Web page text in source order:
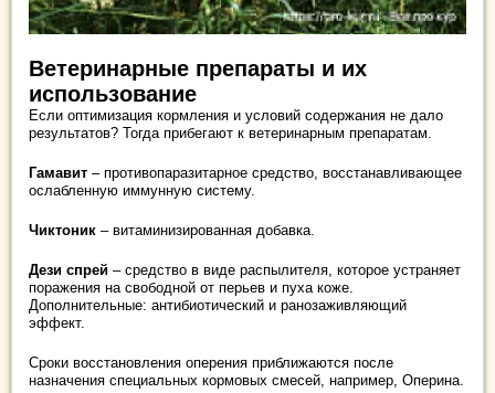
Ветеринарные препараты и их
использование
Если оптимизация кормления и условий содержания не дало
результатов? Тогда прибегают к ветеринарным препаратам.
Гамавит – противопаразитарное средство, восстанавливающее
ослабленную иммунную систему.
Чиктоник – витаминизированная добавка.
Дези спрей – средство в виде распылителя, которое устраняет
поражения на свободной от перьев и пуха коже.
Дополнительные: антибиотический и ранозаживляющий
эффект.
Сроки восстановления оперения приближаются после
назначения специальных кормовых смесей, например, Оперина.